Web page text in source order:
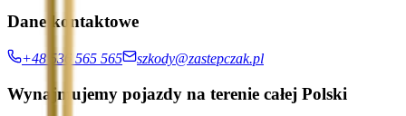
Dane kontaktowe
+48 536 565 565 szkody@zastepczak.pl
Wynajmujemy pojazdy na terenie całej Polski